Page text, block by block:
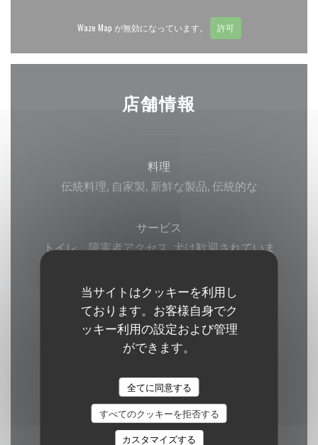
当サイトはクッキーを利用し
ております。お客様自身でク
ッキー利用の設定および管理
ができます。
全てに同意する
すべてのクッキーを拒否する
カスタマイズする
Waze Map が無効になっています。 許可
店舗情報
料理
伝統料理, 自家製, 新鮮な製品, 伝統的な
サービス
トイレ、障害者アクセス, 犬は歓迎されていま
テラス, WI-FI
ご利用可能なお支払い方法
アップルペイ, タッチ決済 クレジットカード, ユ
ブルー